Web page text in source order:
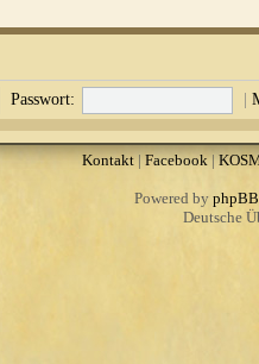
Passwort: |
Kontakt| Facebook|
Powered by phpBB
Deutsche